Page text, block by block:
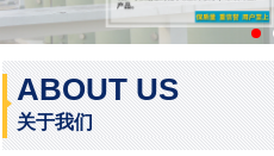
ABOUT US
关于我们